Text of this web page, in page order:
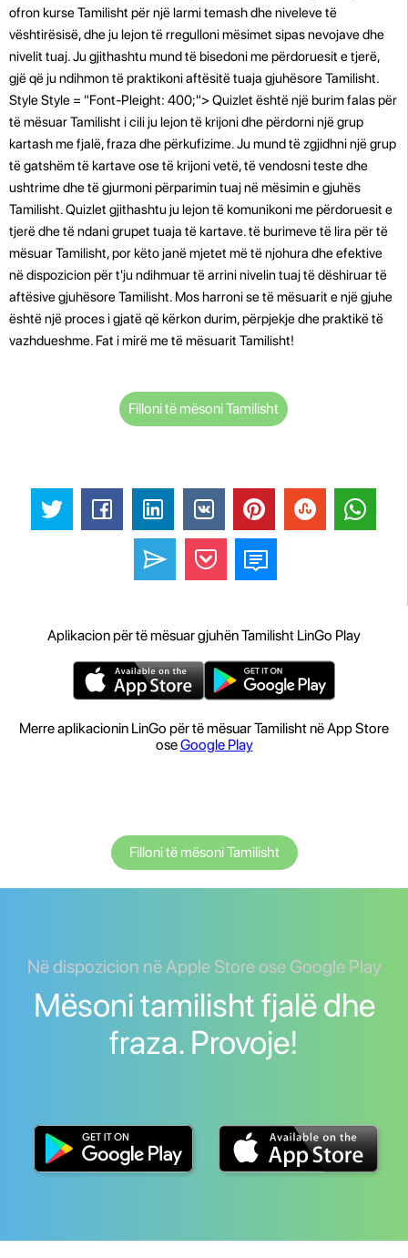
ofron kurse Tamilisht për një larmi temash dhe niveleve të
vështirësisë, dhe ju lejon të rregulloni mësimet sipas nevojave dhe
nivelit tuaj. Ju gjithashtu mund të bisedoni me përdoruesit e tjerë,
gjë që ju ndihmon të praktikoni aftësitë tuaja gjuhësore Tamilisht.
Style Style = "Font-Pleight: 400;"> Quizlet është një burim falas për
të mësuar Tamilisht i cili ju lejon të krijoni dhe përdorni një grup
kartash me fjalë, fraza dhe përkufizime. Ju mund të zgjidhni një grup
të gatshëm të kartave ose të krijoni vetë, të vendosni teste dhe
ushtrime dhe të gjurmoni përparimin tuaj në mësimin e gjuhës
Tamilisht. Quizlet gjithashtu ju lejon të komunikoni me përdoruesit e
tjerë dhe të ndani grupet tuaja të kartave. të burimeve të lira për të
mësuar Tamilisht, por këto janë mjetet më të njohura dhe efektive
në dispozicion për t'ju ndihmuar të arrini nivelin tuaj të dëshiruar të
aftësive gjuhësore Tamilisht. Mos harroni se të mësuarit e një gjuhe
është një proces i gjatë që kërkon durim, përpjekje dhe praktikë të
vazhdueshme. Fat i mirë me të mësuarit Tamilisht!
Filloni të mësoni Tamilisht
Aplikacion për të mësuar gjuhën Tamilisht LinGo Play
Merre aplikacionin LinGo për të mësuar Tamilisht në App Store
oseGoogle Play
Filloni të mësoni Tamilisht
Në dispozicion në Apple Store ose Google Play
Mësoni tamilisht fjalë dhe
fraza. Provoje!